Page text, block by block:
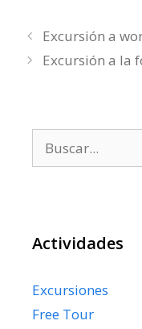
Excursión a
Excursión a la
Actividades
Excursiones
Free Tour